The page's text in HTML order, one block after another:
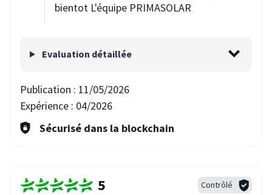
bientot L'équipe PRIMASOLAR
Evaluation détaillée
Publication : 11/05/2026
Expérience : 04/2026
Sécurisé dans la blockchain
5 Contrôlé